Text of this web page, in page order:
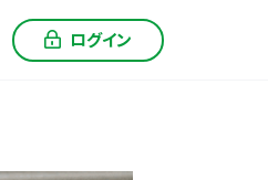
ログイン